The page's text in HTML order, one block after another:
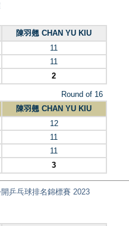
陳羽翹 CHAN YU KIU
11
11
2
Round of 16
陳羽翹 CHAN YU KIU
12
11
11
3
乒乓球排名錦標賽 2023